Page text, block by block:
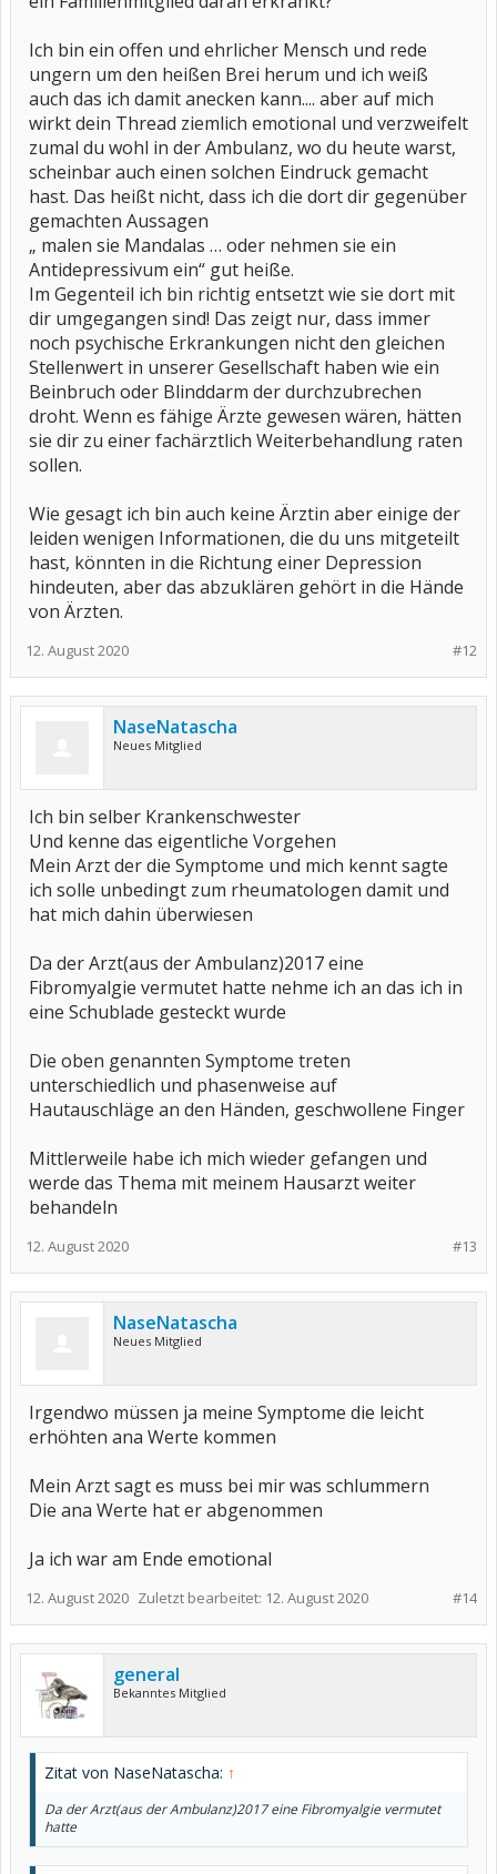
Ich bin ein offen und ehrlicher Mensch und rede
ungern um den heißen Brei herum und ich weiß
auch das ich damit anecken kann.... aber auf mich
wirkt dein Thread ziemlich emotional und verzweifelt
zumal du wohl in der Ambulanz, wo du heute warst,
scheinbar auch einen solchen Eindruck gemacht
hast. Das heißt nicht, dass ich die dort dir gegenüber
gemachten Aussagen
„ malen sie Mandalas … oder nehmen sie ein
Antidepressivum ein“ gut heiße.
Im Gegenteil ich bin richtig entsetzt wie sie dort mit
dir umgegangen sind! Das zeigt nur, dass immer
noch psychische Erkrankungen nicht den gleichen
Stellenwert in unserer Gesellschaft haben wie ein
Beinbruch oder Blinddarm der durchzubrechen
droht. Wenn es fähige Ärzte gewesen wären, hätten
sie dir zu einer fachärztlich Weiterbehandlung raten
sollen.
Wie gesagt ich bin auch keine Ärztin aber einige der
leiden wenigen Informationen, die du uns mitgeteilt
hast, könnten in die Richtung einer Depression
hindeuten, aber das abzuklären gehört in die Hände
von Ärzten.
#12
12. August 2020
NaseNatascha
Neues Mitglied
Ich bin selber Krankenschwester
Und kenne das eigentliche Vorgehen
Mein Arzt der die Symptome und mich kennt sagte
ich solle unbedingt zum rheumatologen damit und
hat mich dahin überwiesen
Da der Arzt(aus der Ambulanz)2017 eine
Fibromyalgie vermutet hatte nehme ich an das ich in
eine Schublade gesteckt wurde
Die oben genannten Symptome treten
unterschiedlich und phasenweise auf
Hautauschläge an den Händen, geschwollene Finger
Mittlerweile habe ich mich wieder gefangen und
werde das Thema mit meinem Hausarzt weiter
behandeln
#13
12. August 2020
NaseNatascha
Neues Mitglied
Irgendwo müssen ja meine Symptome die leicht
erhöhten ana Werte kommen
Mein Arzt sagt es muss bei mir was schlummern
Die ana Werte hat er abgenommen
Ja ich war am Ende emotional
#14
12. August 2020 Zuletzt bearbeitet: 12. August 2020
general
Bekanntes Mitglied
Zitat von NaseNatascha: ↑
Da der Arzt(aus der Ambulanz)2017 eine Fibromyalgie vermutet
hatte